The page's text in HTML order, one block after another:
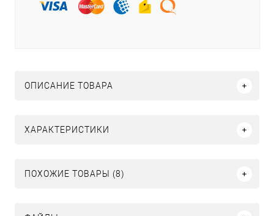
ОПИСАНИЕ ТОВАРА
ХАРАКТЕРИСТИКИ
ПОХОЖИЕ ТОВАРЫ (8)